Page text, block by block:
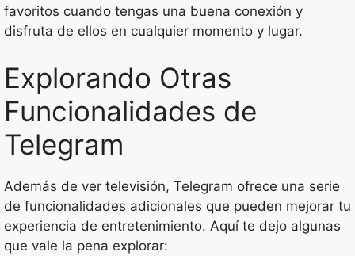
favoritos cuando tengas una buena conexión y
disfruta de ellos en cualquier momento y lugar.
Explorando Otras
Funcionalidades de
Telegram
Además de ver televisión, Telegram ofrece una serie
de funcionalidades adicionales que pueden mejorar tu
experiencia de entretenimiento. Aquí te dejo algunas
que vale la pena explorar: